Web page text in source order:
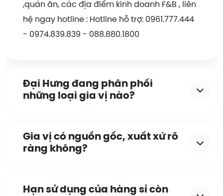
,quán ăn, các địa điểm kinh doanh F&B , liên
hệ ngay hotline : Hotline hỗ trợ: 0961.777.444
- 0974.839.839 - 088.880.1800
Đại Hưng đang phân phối
những loại gia vị nào?
Gia vị có nguồn gốc, xuất xứ rõ
ràng không?
Hạn sử dụng của hàng sỉ còn